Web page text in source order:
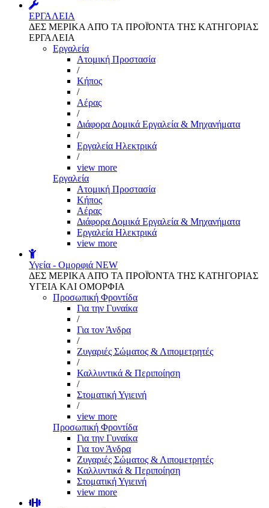
ΕΡΓΑΛΕΙΑ
ΔΕΣ ΜΕΡΙΚΑ ΑΠΌ ΤΑ ΠΡΟΪΌΝΤΑ ΤΗΣ ΚΑΤΗΓΟΡΙΑΣ
ΕΡΓΑΛΕΙΑ
Εργαλεία
Aτομική Προστασία
/
Kήπος
/
Αέρας
/
Διάφορα Δομικά Εργαλεία & Μηχανήματα
/
Εργαλεία Ηλεκτρικά
/
view more
Εργαλεία
Aτομική Προστασία
Kήπος
Αέρας
Διάφορα Δομικά Εργαλεία & Μηχανήματα
Εργαλεία Ηλεκτρικά
view more
Υγεία - Ομορφιά NEW
ΔΕΣ ΜΕΡΙΚΑ ΑΠΌ ΤΑ ΠΡΟΪΌΝΤΑ ΤΗΣ ΚΑΤΗΓΟΡΙΑΣ
ΥΓΕΙΑ ΚΑΙ ΟΜΟΡΦΙΑ
Προσωπική Φροντίδα
Για την Γυναίκα
/
Για τον Άνδρα
/
Ζυγαριές Σώματος & Λιπομετρητές
/
Καλλυντικά & Περιποίηση
/
Στοματική Υγιεινή
/
view more
Προσωπική Φροντίδα
Για την Γυναίκα
Για τον Άνδρα
Ζυγαριές Σώματος & Λιπομετρητές
Καλλυντικά & Περιποίηση
Στοματική Υγιεινή
view more